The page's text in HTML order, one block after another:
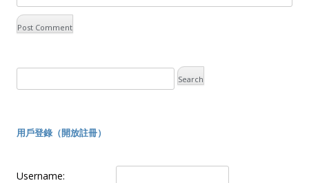
用戶登錄（開放註冊）
Username: